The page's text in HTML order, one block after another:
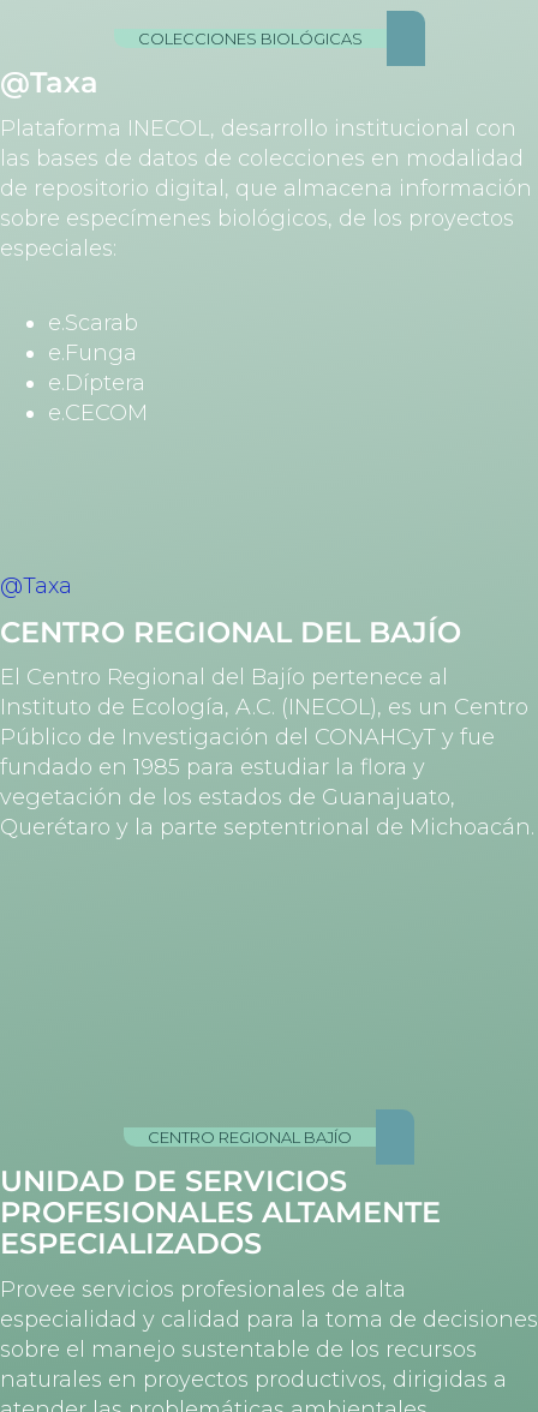
COLECCIONES BIOLÓGICAS
@Taxa
Plataforma INECOL, desarrollo institucional con
las bases de datos de colecciones en modalidad
de repositorio digital, que almacena información
sobre especímenes biológicos, de los proyectos
especiales:
e.Scarab
e.Funga
e.Díptera
e.CECOM
@Taxa
CENTRO REGIONAL DEL BAJÍO
El Centro Regional del Bajío pertenece al
Instituto de Ecología, A.C. (INECOL), es un Centro
Público de Investigación del CONAHCyT y fue
fundado en 1985 para estudiar la flora y
vegetación de los estados de Guanajuato,
Querétaro y la parte septentrional de Michoacán.
CENTRO REGIONAL BAJÍO
UNIDAD DE SERVICIOS
PROFESIONALES ALTAMENTE
ESPECIALIZADOS
Provee servicios profesionales de alta
especialidad y calidad para la toma de decisiones
sobre el manejo sustentable de los recursos
naturales en proyectos productivos, dirigidas a